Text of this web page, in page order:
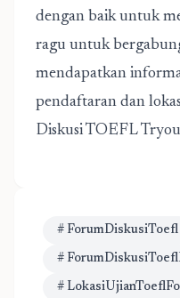
dengan baik untuk
ragu untuk
mendapatkan
pendaftaran dan
Diskusi TOEFL
# ForumDiskusiToefl
#
#